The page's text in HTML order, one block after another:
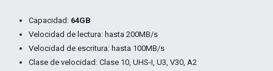
Capacidad: 64GB
Velocidad de lectura: hasta 200MB/s
Velocidad de escritura: hasta 100MB/s
Clase de velocidad: Clase 10, UHS-I, U3, V30, A2